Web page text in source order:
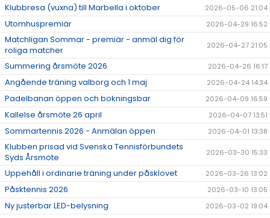
DOKUMENT
ÖPETTIDER SOMMAR
Klubbresa (vuxna) till Marbella i oktober 2026-05-06 21:04
Utomhuspremiär 2026-04-29 16:52
Matchligan Sommar - premiär - anmäl dig för
roliga matcher
2026-04-27 21:05
Summering årsmöte 2026 2026-04-26 16:17
Angående träning valborg och 1 maj 2026-04-24 14:34
Padelbanan öppen och bokningsbar 2026-04-09 16:59
Kallelse årsmöte 26 april 2026-04-07 13:51
Sommartennis 2026 - Anmälan öppen 2026-04-01 13:38
Klubben prisad vid Svenska Tennisförbundets
Syds Årsmöte
2026-03-30 15:33
Uppehåll i ordinarie träning under påsklovet 2026-03-26 13:02
Påsktennis 2026 2026-03-10 13:05
Ny justerbar LED-belysning 2026-03-02 19:04